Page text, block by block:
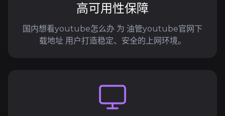
高可用性保障
国内想看youtube怎么办 为 油管youtube官网下
载地址 用户打造稳定、安全的上网环境。